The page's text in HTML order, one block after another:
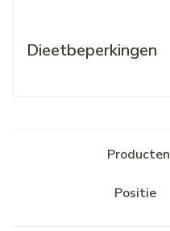
Dieetbeperkingen
Producten
Sorteer op: